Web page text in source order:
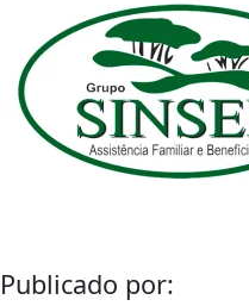
Publicado por: